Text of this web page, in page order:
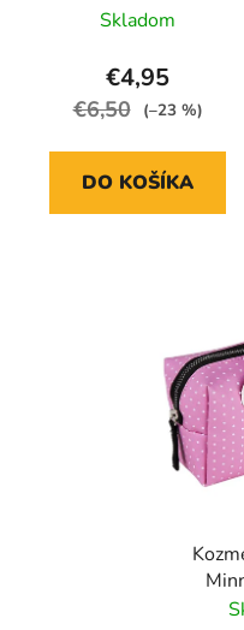
Skladom
€4,95
€6,50 (–23 %)
DO KOŠÍKA